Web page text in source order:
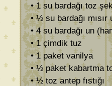
• 1 su bardağı toz
• ½ su bardağı mısır
• 4 su bardağı un
• 1 çimdik tuz
• 1 paket vanilya
• ½ paket kabartma
• ½ toz antep fıstığı